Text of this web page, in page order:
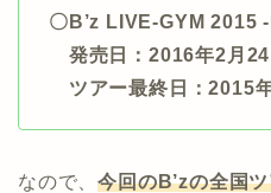
〇B’z LIVE-GYM 2015
発売日：2016年2月24
ツアー最終日：2015
なので、今回のB’zの全国